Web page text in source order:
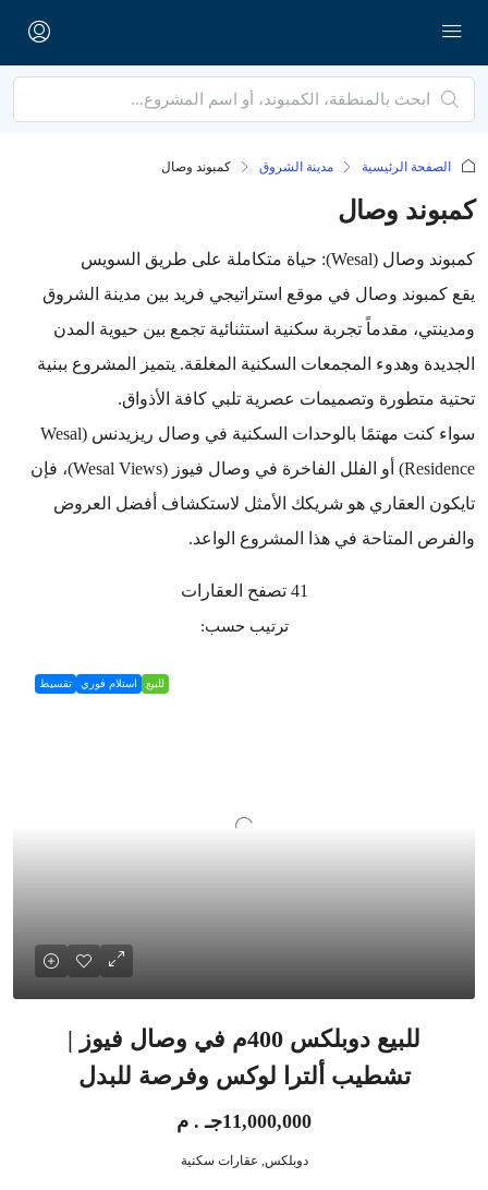
الصفحة الرئيسية مدينة الشروق كمبوند وصال
كمبوند وصال
كمبوند وصال (Wesal): حياة متكاملة على طريق السويس
يقع كمبوند وصال في موقع استراتيجي فريد بين مدينة الشروق
ومدينتي، مقدماً تجربة سكنية استثنائية تجمع بين حيوية المدن
الجديدة وهدوء المجمعات السكنية المغلقة. يتميز المشروع ببنية
تحتية متطورة وتصميمات عصرية تلبي كافة الأذواق.
سواء كنت مهتمًا بالوحدات السكنية في وصال ريزيدنس (Wesal
Residence) أو الفلل الفاخرة في وصال فيوز (Wesal Views)، فإن
تايكون العقاري هو شريكك الأمثل لاستكشاف أفضل العروض
والفرص المتاحة في هذا المشروع الواعد.
41 تصفح العقارات
ترتيب حسب:
للبيع استلام فوري تقسيط
للبيع دوبلكس 400م في وصال فيوز |
تشطيب ألترا لوكس وفرصة للبدل
11,000,000جـ . م
دوبلكس, عقارات سكنية